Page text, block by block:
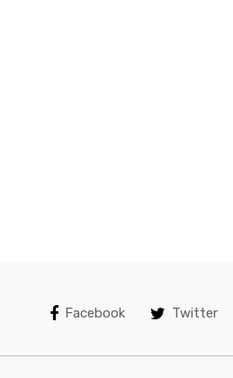
Facebook Twitter